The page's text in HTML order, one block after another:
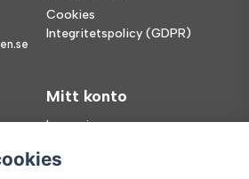
Cookies
Integritetspolicy (GDPR)
Mitt konto
Logga in
Glömt lösenord?